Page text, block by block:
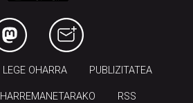
LEGE OHARRA PUBLIZITATEA
HARREMANETARAKO RSS